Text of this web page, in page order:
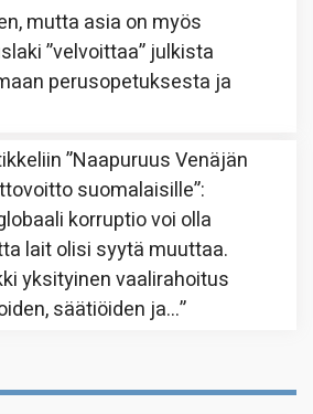
mutta asia on myös
”velvoittaa” julkista
perusopetuksesta ja
”Naapuruus Venäjän
suomalaisille”:
korruptio voi olla
lait olisi syytä muuttaa.
yksityinen vaalirahoitus
säätiöiden ja…”